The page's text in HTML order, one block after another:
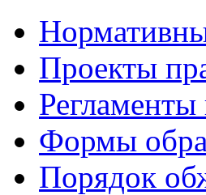
Проекты
Формы
Порядок